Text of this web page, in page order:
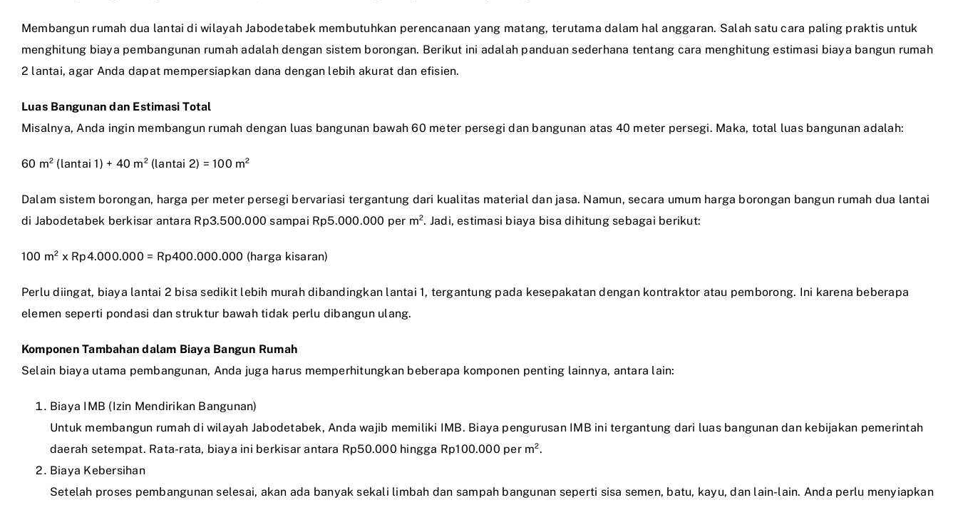
Membangun rumah dua lantai di wilayah Jabodetabek membutuhkan perencanaan yang matang, terutama dalam hal anggaran. Salah satu cara paling praktis untuk
menghitung biaya pembangunan rumah adalah dengan sistem borongan. Berikut ini adalah panduan sederhana tentang cara menghitung estimasi biaya bangun rumah
2 lantai, agar Anda dapat mempersiapkan dana dengan lebih akurat dan efisien.
Luas Bangunan dan Estimasi Total
Misalnya, Anda ingin membangun rumah dengan luas bangunan bawah 60 meter persegi dan bangunan atas 40 meter persegi. Maka, total luas bangunan adalah:
60 m² (lantai 1) + 40 m² (lantai 2) = 100 m²
Dalam sistem borongan, harga per meter persegi bervariasi tergantung dari kualitas material dan jasa. Namun, secara umum harga borongan bangun rumah dua lantai
di Jabodetabek berkisar antara Rp3.500.000 sampai Rp5.000.000 per m². Jadi, estimasi biaya bisa dihitung sebagai berikut:
100 m² x Rp4.000.000 = Rp400.000.000 (harga kisaran)
Perlu diingat, biaya lantai 2 bisa sedikit lebih murah dibandingkan lantai 1, tergantung pada kesepakatan dengan kontraktor atau pemborong. Ini karena beberapa
elemen seperti pondasi dan struktur bawah tidak perlu dibangun ulang.
Komponen Tambahan dalam Biaya Bangun Rumah
Selain biaya utama pembangunan, Anda juga harus memperhitungkan beberapa komponen penting lainnya, antara lain:
Biaya IMB (Izin Mendirikan Bangunan)
Untuk membangun rumah di wilayah Jabodetabek, Anda wajib memiliki IMB. Biaya pengurusan IMB ini tergantung dari luas bangunan dan kebijakan pemerintah
daerah setempat. Rata-rata, biaya ini berkisar antara Rp50.000 hingga Rp100.000 per m².
Biaya Kebersihan
Setelah proses pembangunan selesai, akan ada banyak sekali limbah dan sampah bangunan seperti sisa semen, batu, kayu, dan lain-lain. Anda perlu menyiapkan